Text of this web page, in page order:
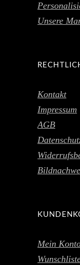
Unsere
Kontakt
Impressum
AGB
Mein